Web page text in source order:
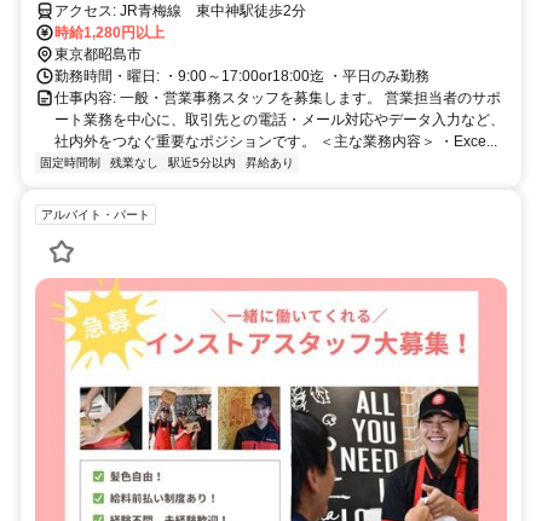
アクセス: JR青梅線 東中神駅徒歩2分
時給1,280円以上
東京都昭島市
勤務時間・曜日: ・9:00～17:00or18:00迄 ・平日のみ勤務
仕事内容: 一般・営業事務スタッフを募集します。 営業担当者のサポ
ート業務を中心に、取引先との電話・メール対応やデータ入力など、
社内外をつなぐ重要なポジションです。 ＜主な業務内容＞ ・Exce...
固定時間制 残業なし 駅近5分以内 昇給あり
アルバイト・パート